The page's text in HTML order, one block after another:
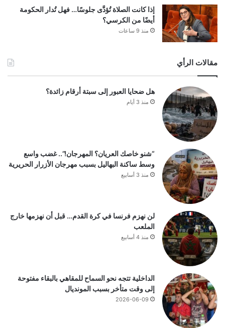
إذا كانت الصلاة تُؤدَّى جلوسًا… فهل تُدار الحكومة
أيضًا من الكرسي؟
منذ 9 ساعات
مقالات الرأي
هل ضحايا العبور إلى سبتة أرقام زائدة؟
منذ 3 أيام
“شنو خاصك العريان؟ المهرجان!”.. غضب واسع
وسط ساكنة البهاليل بسبب مهرجان الأزرار الحريرية
منذ 3 أسابيع
لن نهزم فرنسا في كرة القدم… قبل أن نهزمها خارج
الملعب
منذ 4 أسابيع
الداخلية تتجه نحو السماح للمقاهي بالبقاء مفتوحة
إلى وقت متأخر بسبب المونديال
2026-06-09